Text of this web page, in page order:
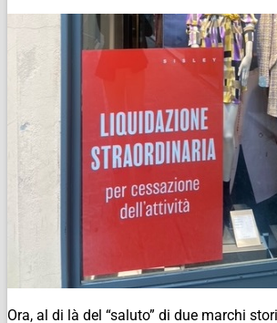
Ora, al di là del “saluto” di due marchi